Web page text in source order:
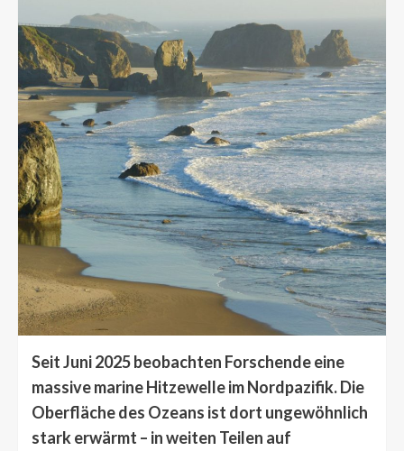
Seit Juni 2025 beobachten Forschende eine
massive marine Hitzewelle im Nordpazifik. Die
Oberfläche des Ozeans ist dort ungewöhnlich
stark erwärmt – in weiten Teilen auf